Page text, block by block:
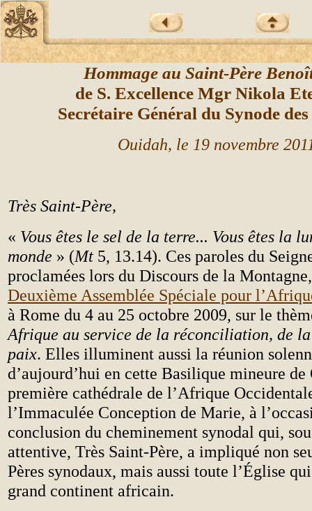
Hommage au Saint-Père
de S. Excellence Mgr Nikola
Secrétaire Général du Synode
Ouidah, le 19 novembre
Très Saint-Père,
« Vous êtes le sel de la terre... Vous êtes la
monde » (Mt 5, 13.14). Ces paroles du
proclamées lors du Discours de la
Deuxième Assemblée Spéciale pour
à Rome du 4 au 25 octobre 2009, sur le
Afrique au service de la réconciliation, de
paix. Elles illuminent aussi la réunion
d’aujourd’hui en cette Basilique mineure de
première cathédrale de l’Afrique
l’Immaculée Conception de Marie, à
conclusion du cheminement synodal qui,
attentive, Très Saint-Père, a impliqué non
Pères synodaux, mais aussi toute l’Église
grand continent africain.